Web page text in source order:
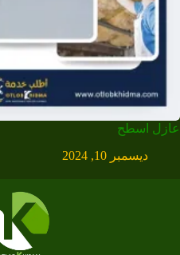
عازل اسطح
ديسمبر 10, 2024